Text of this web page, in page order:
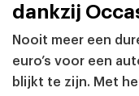
dankzij
Nooit meer een
euro’s voor een
blijkt te zijn. Met